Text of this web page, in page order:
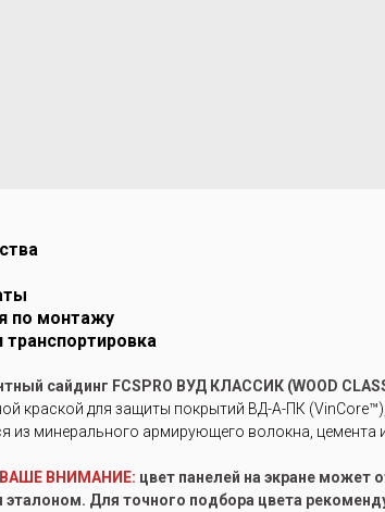
по монтажу
транспортировка
сайдинг FCSPRO ВУД КЛАССИК (WOOD
краской для защиты покрытий ВД-А-ПК
из минерального армирующего волокна, цемента
ВНИМАНИЕ: цвет панелей на экране может
эталоном. Для точного подбора цвета